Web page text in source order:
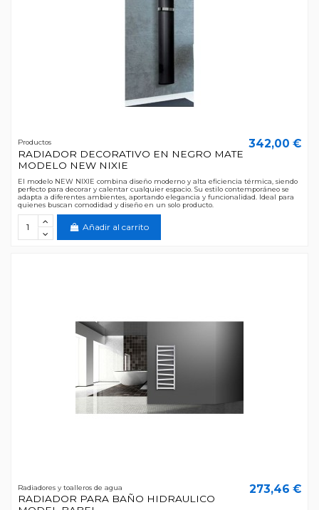
Productos
RADIADOR DECORATIVO EN NEGRO MATE
MODELO NEW NIXIE
342,00 €
El modelo NEW NIXIE combina diseño moderno y alta eficiencia térmica, siendo
perfecto para decorar y calentar cualquier espacio. Su estilo contemporáneo se
adapta a diferentes ambientes, aportando elegancia y funcionalidad. Ideal para
quienes buscan comodidad y diseño en un solo producto.
Añadir al carrito
Radiadores y toalleros de agua
RADIADOR PARA BAÑO HIDRAULICO
273,46 €